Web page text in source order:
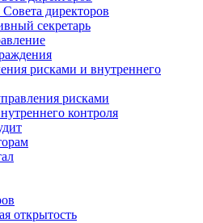
директоров
секретарь
рисками и внутреннего
рисками
контроля
открытость